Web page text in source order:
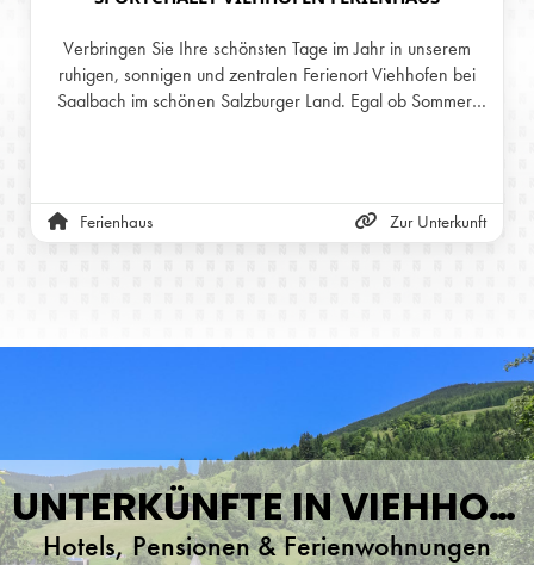
Verbringen Sie Ihre schönsten Tage im Jahr in unserem
ruhigen, sonnigen und zentralen Ferienort Viehhofen bei
Saalbach im schönen Salzburger Land. Egal ob Sommer-
Ihren Wohlfühlurlaub in Viehhofen im Ferienhaus
Sportchalet 11 verschiedene Ferienwohnungen mit
Ferienhaus Zur Unterkunft
UNTERKÜNFTE IN VIEHHOFEN
Hotels, Pensionen & Ferienwohnungen